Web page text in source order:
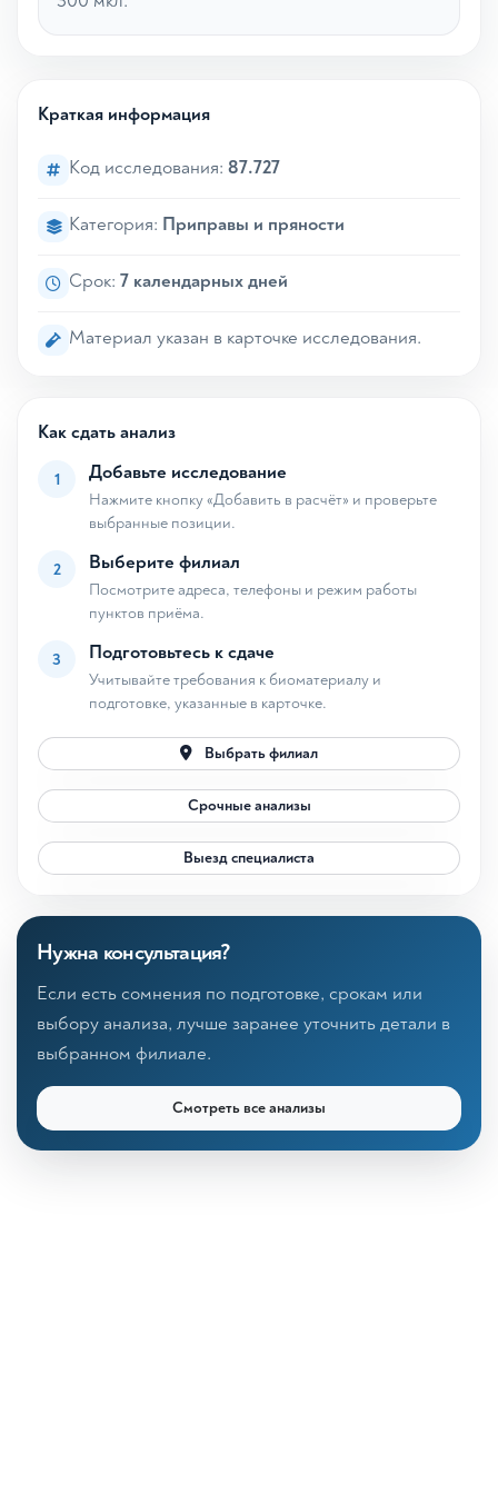
Краткая информация
Код исследования: 87.727
Категория: Приправы и пряности
Срок: 7 календарных дней
Материал указан в карточке исследования.
Как сдать анализ
1 Добавьте исследование
Нажмите кнопку «Добавить в расчёт» и проверьте
выбранные позиции.
2 Выберите филиал
Посмотрите адреса, телефоны и режим работы
пунктов приёма.
3 Подготовьтесь к сдаче
Учитывайте требования к биоматериалу и
подготовке, указанные в карточке.
Выбрать филиал
Срочные анализы
Выезд специалиста
Нужна консультация?
Если есть сомнения по подготовке, срокам или
выбору анализа, лучше заранее уточнить детали в
выбранном филиале.
Смотреть все анализы